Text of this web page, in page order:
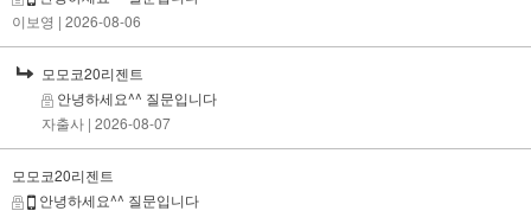
이보영 | 2026-08-06
모모코20리젠트
안녕하세요^^ 질문입니다
자출사 | 2026-08-07
모모코20리젠트
안녕하세요^^ 질문입니다